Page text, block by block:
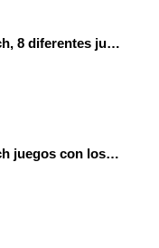
Programa con Scratch, 8 diferentes juegos para vivir la emoción de los partidos de España en el mundial 2026
Programa con Scratch juegos con los partidos del mundial 2026 ganados por España